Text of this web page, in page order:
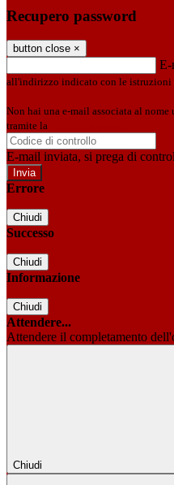
Recupero password
button close ×
E-
all'indirizzo indicato con le istruzioni
Non hai una e-mail associata al
tramite la
E-mail inviata, si prega di
Errore
Chiudi
Successo
Chiudi
Informazione
Chiudi
Attendere...
Attendere il completamento
Chiudi